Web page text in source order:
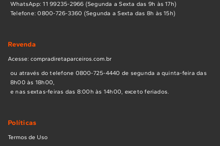
WhatsApp: 11 99235-2966 (Segunda a Sexta das 9h às 17h)
Telefone: 0800-726-3360 (Segunda a Sexta das 8h às 15h)
Revenda
Acesse: compradiretaparceiros.com.br
ou através do telefone 0800-725-4440 de segunda a quinta-feira das
8h00 às 18h00,
e nas sextas-feiras das 8:00h às 14h00, exceto feriados.
Políticas
Termos de Uso